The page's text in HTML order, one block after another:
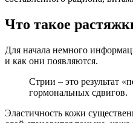
Что такое
Для начала немного
и как они появляются.
Стрии – это результат
гормональных сдвигов.
Эластичность кожи